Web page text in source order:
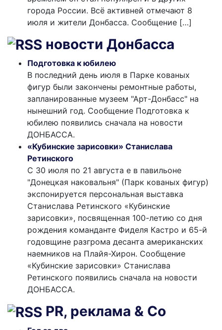
города России. Всё активней отмечают 8
июля и жители Донбасса. Сообщение […]
новости Донбасса
Подготовка к юбилею
В последний день июля в Парке кованых
фигур были закончены ремонтные работы,
запланированные музеем "Арт-Донбасс" на
нынешний год. Сообщение Подготовка к
юбилею появились сначала на новости
ДОНБАССА.
«Кубинские зарисовки» Станислава
Ретинского
С 30 июля по 21 августа е в павильоне
"Донецкая наковальня" (Парк кованых фигур)
экспонируется персональная выставка
Станислава Ретинского «Кубинские
зарисовки», посвященная 100-летию со дня
рождения команданте Фиделя Кастро и 65-й
годовщине разгрома десанта американских
наемников на Плайя-Хирон. Сообщение
«Кубинские зарисовки» Станислава
Ретинского появились сначала на новости
ДОНБАССА.
PR, реклама & Co